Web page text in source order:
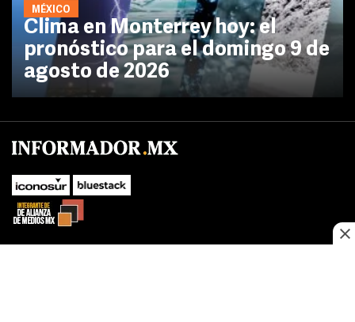
MÉXICO
Clima en Monterrey hoy: el
pronóstico para el domingo 9 de
agosto de 2026